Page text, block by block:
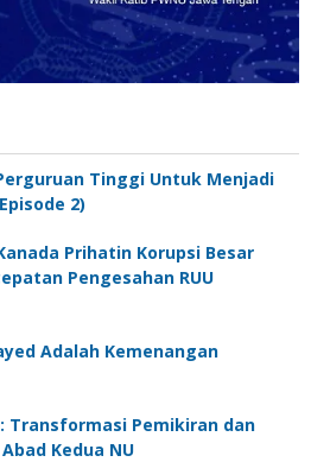
Tinggi Untuk Menjadi
2)
Prihatin Korupsi Besar
Pengesahan RUU
Adalah Kemenangan
Transformasi Pemikiran dan
Kedua NU